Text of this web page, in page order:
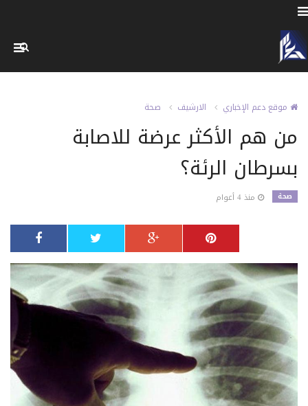
موقع دعم الإخباري الارشيف صحة
من هم الأكثر عرضة للاصابة
بسرطان الرئة؟
صحة منذ 4 أعوام